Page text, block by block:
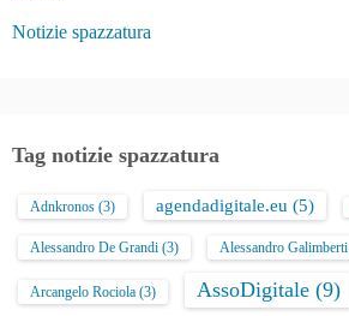
Notizie spazzatura
Tag notizie spazzatura
Adnkronos (3) agendadigitale.eu (5)
Alessandro De Grandi (3) Alessandro Galimberti
Arcangelo Rociola (3) AssoDigitale (9)